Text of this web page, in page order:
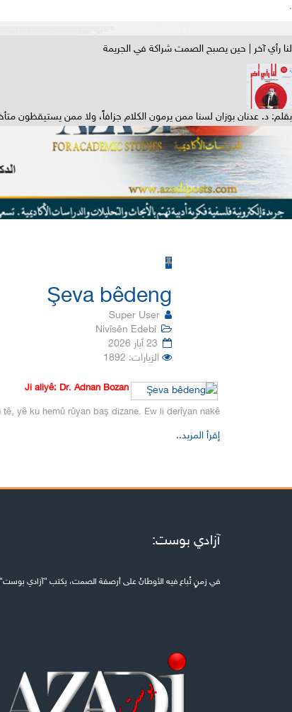
.
لنا رأي آخر | حين يصبح الصمت شراكة في الجريمة
بقلم: د. عدنان بوزان لسنا ممن يرمون الكلام جزافاً، ولا ممن يستيقظون
Şeva bêdeng
Super User
Nivîsên Edebî
23 أيار 2026
الزيارات: 1892
Ji aliyê: Dr. Adnan Bozan
yê ku hemû rûyan baş dizane. Ew li derîyan nakê…
إقرأ المزيد..
آزادي بوست:
في زمنٍ تُباع فيه الأوطانُ على أرصفة الصمت، يكتب "آزادي بوست"